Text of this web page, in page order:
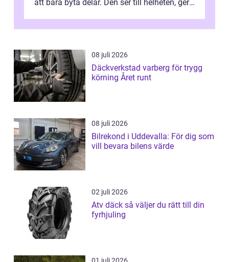
att bara byta delar. Den ser till helheten, ger
08 juli 2026
Däckverkstad varberg för trygg
körning Året runt
08 juli 2026
Bilrekond i Uddevalla: För dig som
vill bevara bilens värde
02 juli 2026
Atv däck så väljer du rätt till din
fyrhjuling